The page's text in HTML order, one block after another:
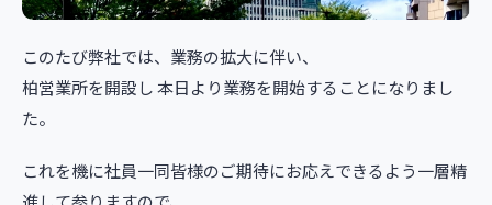
このたび弊社では、業務の拡大に伴い、
柏営業所を開設し 本日より業務を開始することになりまし
た。
これを機に社員一同皆様のご期待にお応えできるよう一層精